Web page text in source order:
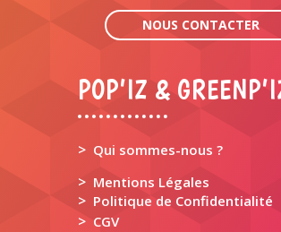
NOUS CONTACTER
POP’IZ &
> Qui sommes-nous ?
> Mentions Légales
> Politique de Confidentialité
> CGV